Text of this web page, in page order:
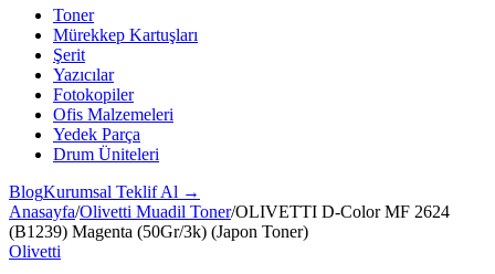
Toner
Mürekkep Kartuşları
Şerit
Yazıcılar
Fotokopiler
Ofis Malzemeleri
Yedek Parça
Drum Üniteleri
BlogKurumsal Teklif Al →
Anasayfa/Olivetti Muadil Toner/OLIVETTI D-Color MF 2624
(B1239) Magenta (50Gr/3k) (Japon Toner)
Olivetti